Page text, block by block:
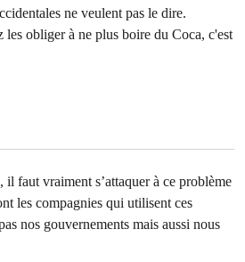
ne veulent pas le dire.
obliger à ne plus boire du Coca, c'est
faut vraiment s’attaquer à ce problème
les compagnies qui utilisent ces
nos gouvernements mais aussi nous